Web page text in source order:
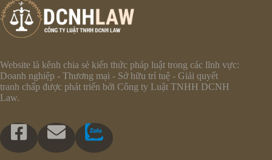
Website là kênh chia sẻ kiến thức pháp luật trong các lĩnh vực:
Doanh nghiệp - Thương mại - Sở hữu trí tuệ - Giải quyết
tranh chấp được phát triển bởi Công ty Luật TNHH DCNH
Law.